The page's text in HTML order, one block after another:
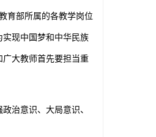
育部所属的各教学岗位
现中国梦和中华民族
大教师首先要担当重
治意识、大局意识、